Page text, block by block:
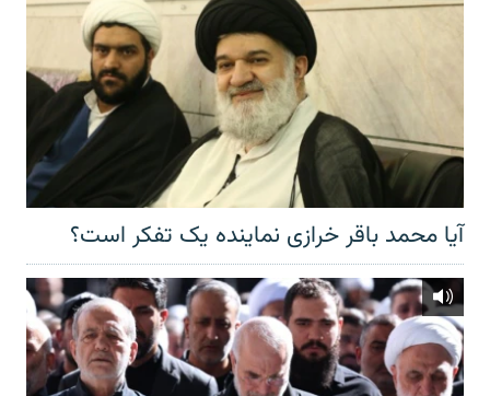
آیا محمد باقر خرازی نماینده یک تفکر است؟